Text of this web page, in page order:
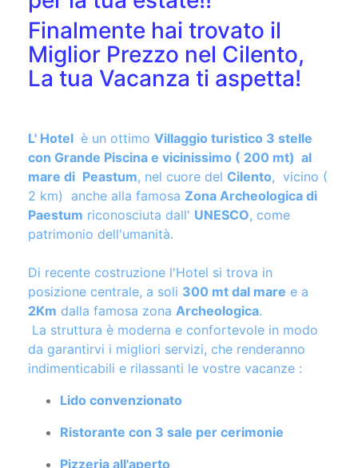
Finalmente hai trovato il
Miglior Prezzo nel Cilento,
La tua Vacanza ti aspetta!
con Grande Piscina e vicinissimo ( 200 mt) al
mare di Peastum, nel cuore delCilento , vicino (
2 km) anche alla famosaZona Archeologica di
Paestumriconosciuta dall'UNESCO, come
patrimonio dell'umanità.
posizione centrale, a soli300 mt dal mare
2Kmdalla famosa zonaArcheologica.
La struttura è moderna e confortevole in modo
da garantirvi i migliori servizi, che renderanno
indimenticabili e rilassanti le vostre vacanze :